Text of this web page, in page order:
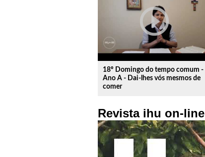
play_circle_outline
18º Domingo do tempo comum -
Ano A - Dai-lhes vós mesmos de
comer
Revista ihu on-line